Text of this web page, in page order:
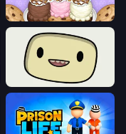
Papa's Scooperia
SuperWEIRD